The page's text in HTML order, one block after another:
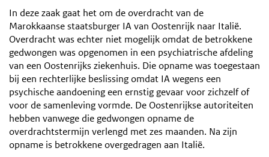
In deze zaak gaat het om de overdracht van de
Marokkaanse staatsburger IA van Oostenrijk naar Italië.
Overdracht was echter niet mogelijk omdat de betrokkene
gedwongen was opgenomen in een psychiatrische afdeling
van een Oostenrijks ziekenhuis. Die opname was toegestaan
bij een rechterlijke beslissing omdat IA wegens een
psychische aandoening een ernstig gevaar voor zichzelf of
voor de samenleving vormde. De Oostenrijkse autoriteiten
hebben vanwege die gedwongen opname de
overdrachtstermijn verlengd met zes maanden. Na zijn
opname is betrokkene overgedragen aan Italië.